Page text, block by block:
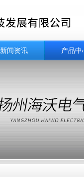
新闻资讯 产品中